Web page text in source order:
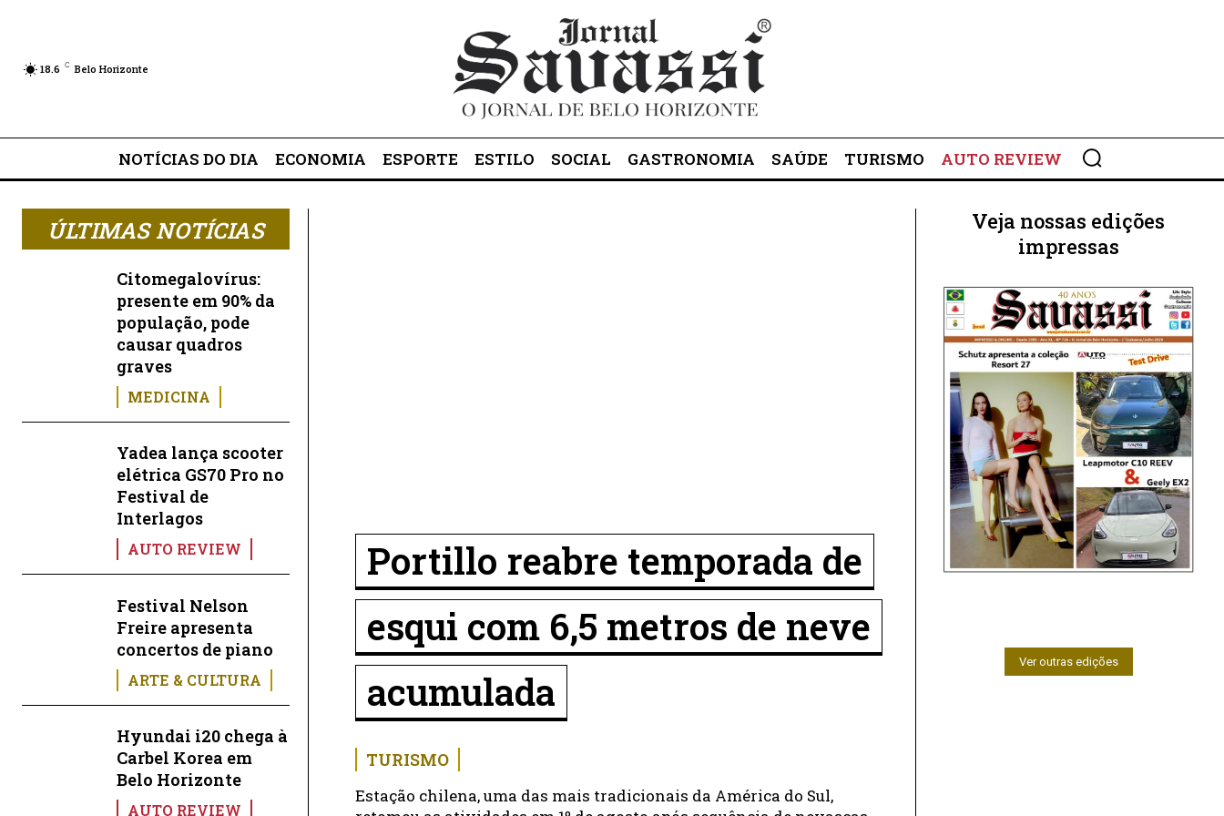
Jornal Savassi — notícias de Belo Horizonte desde 1985
18.6 C Belo Horizonte
NOTÍCIAS DO DIA ECONOMIA ESPORTE ESTILO SOCIAL GASTRONOMIA SAÚDE TURISMO AUTO REVIEW
ÚLTIMAS NOTÍCIAS
Citomegalovírus:
presente em 90% da
população, pode
causar quadros
graves
MEDICINA
Yadea lança scooter
elétrica GS70 Pro no
Festival de
Interlagos
AUTO REVIEW
Festival Nelson
Freire apresenta
concertos de piano
ARTE & CULTURA
Hyundai i20 chega à
Carbel Korea em
Belo Horizonte
AUTO REVIEW
Portillo reabre temporada de
esqui com 6,5 metros de neve
acumulada
TURISMO
Estação chilena, uma das mais tradicionais da América do Sul,
Veja nossas edições
impressas
Ver outras edições